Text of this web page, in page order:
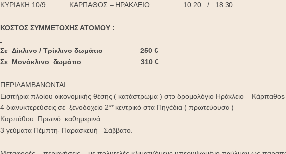
ΚΥΡΙΑΚΗ 10/9 ΚΑΡΠΑΘΟΣ – ΗΡΑΚΛΕΙΟ 10:20 / 18:30
ΚΟΣΤΟΣ ΣΥΜΜΕΤΟΧΗΣ ΑΤΟΜΟΥ :
Σε Δίκλινο / Τρίκλινο δωμάτιο 250 €
Σε Μονόκλινο δωμάτιο 310 €
ΠΕΡΙΛΑΜΒΑΝΟΝΤΑΙ :
Εισιτήρια πλοίου οικονομικής θέσης ( κατάστρωμα ) στο δρομολόγιο Ηράκλειο – Κάρπαθοs
4 διανυκτερεύσεις σε ξενοδοχείο 2** κεντρικό στα Πηγάδια ( πρωτεύουσα )
Καρπάθου. Πρωινό καθημερινά
3 γεύματα Πέμπτη- Παρασκευή –Σάββατο.